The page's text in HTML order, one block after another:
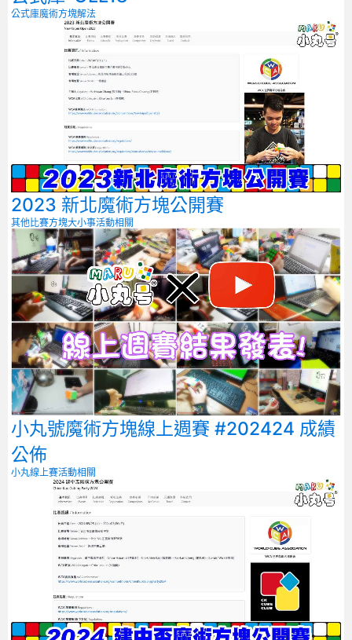
公式庫魔術方塊解法
2023 新北魔術方塊公開賽
其他比賽方塊大小事活動相關
小丸號魔術方塊線上週賽 #202424 成績
公佈
小丸線上賽活動相關